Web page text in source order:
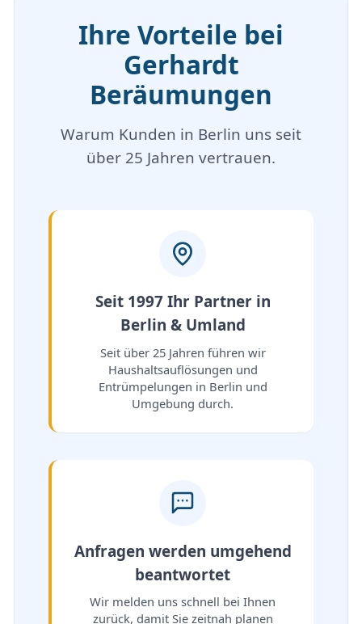
Ihre Vorteile bei
Gerhardt
Beräumungen
Warum Kunden in Berlin uns seit
über 25 Jahren vertrauen.
Seit 1997 Ihr Partner in
Berlin & Umland
Seit über 25 Jahren führen wir
Haushaltsauflösungen und
Entrümpelungen in Berlin und
Umgebung durch.
Anfragen werden umgehend
beantwortet
Wir melden uns schnell bei Ihnen
zurück, damit Sie zeitnah planen